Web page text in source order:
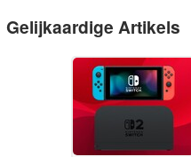
Gelijkaardige Artikels